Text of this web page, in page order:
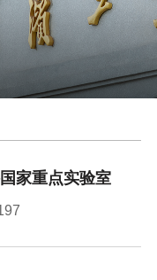
家重点实验室